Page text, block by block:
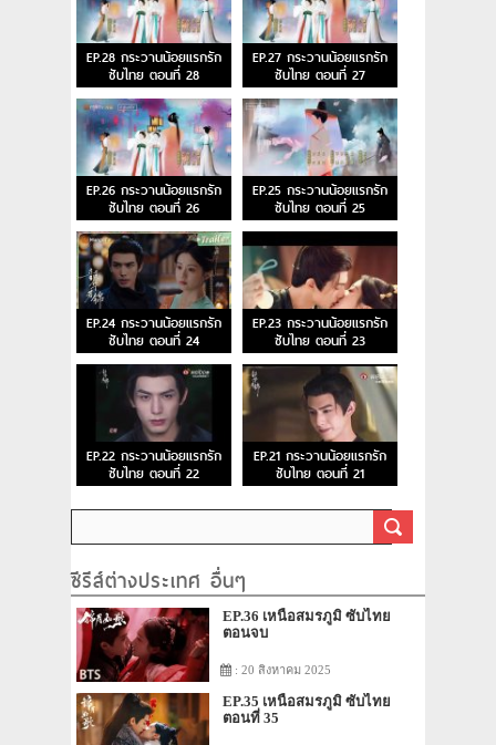
EP.28 กระวานน้อยแรกรัก
ซับไทย ตอนที่ 28
EP.27 กระวานน้อยแรกรัก
ซับไทย ตอนที่ 27
EP.26 กระวานน้อยแรกรัก
ซับไทย ตอนที่ 26
EP.25 กระวานน้อยแรกรัก
ซับไทย ตอนที่ 25
EP.24 กระวานน้อยแรกรัก
ซับไทย ตอนที่ 24
EP.23 กระวานน้อยแรกรัก
ซับไทย ตอนที่ 23
EP.22 กระวานน้อยแรกรัก
ซับไทย ตอนที่ 22
EP.21 กระวานน้อยแรกรัก
ซับไทย ตอนที่ 21
ซีรีส์ต่างประเทศ อื่นๆ
EP.36 เหนือสมรภูมิ ซับไทย
ตอนจบ
: 20 สิงหาคม 2025
EP.35 เหนือสมรภูมิ ซับไทย
ตอนที่ 35